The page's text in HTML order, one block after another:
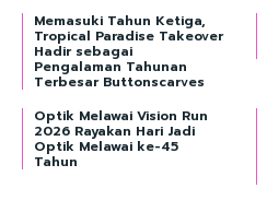
Memasuki Tahun Ketiga,
Tropical Paradise Takeover
Hadir sebagai
Pengalaman Tahunan
Terbesar Buttonscarves
Optik Melawai Vision Run
2026 Rayakan Hari Jadi
Optik Melawai ke-45
Tahun